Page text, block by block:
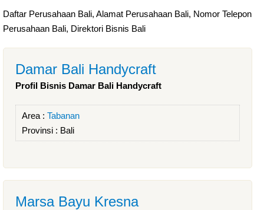
Daftar Perusahaan Bali, Alamat Perusahaan Bali, Nomor Telepon
Perusahaan Bali, Direktori Bisnis Bali
Damar Bali Handycraft
Profil Bisnis Damar Bali Handycraft
Area : Tabanan
Provinsi : Bali
Marsa Bayu Kresna